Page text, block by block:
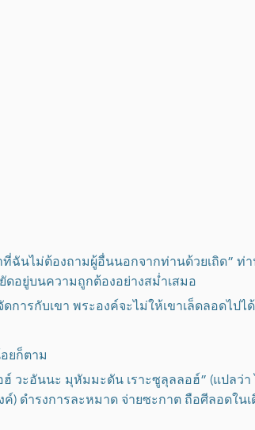
นไม่ต้องถามผู้อื่นนอกจากท่านด้วยเถิด” ท่
อยู่บนความถูกต้องอย่างสม่ำเสมอ
ารกับเขา พระองค์จะไม่ให้เขาเล็ดลอดไปได้
ยก็ตาม
ะอันนะ มุหัมมะดัน เราะซูลุลลอฮ์” (แปลว่า
ดำรงการละหมาด จ่ายซะกาต ถือศีลอดใ